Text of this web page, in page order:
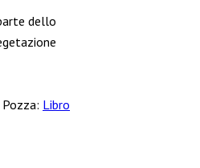
dello
Libro